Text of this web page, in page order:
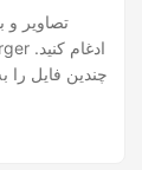
چندین فایل را